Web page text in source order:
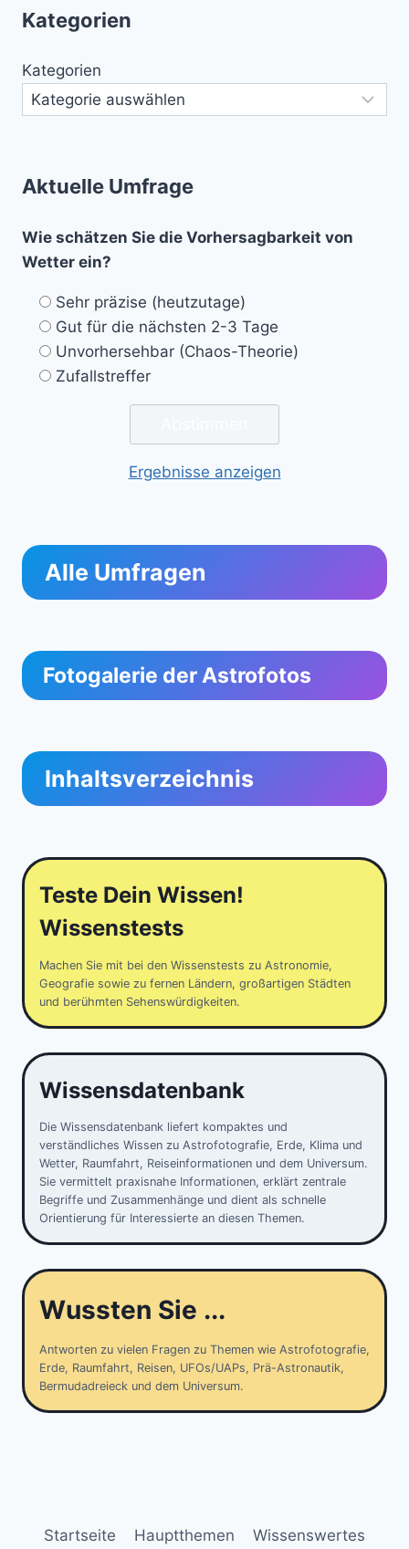
Kategorien
Kategorien
Aktuelle Umfrage
Wie schätzen Sie die Vorhersagbarkeit von
Wetter ein?
Sehr präzise (heutzutage)
Gut für die nächsten 2-3 Tage
Unvorhersehbar (Chaos-Theorie)
Zufallstreffer
Ergebnisse anzeigen
Alle Umfragen
Fotogalerie der Astrofotos
Inhaltsverzeichnis
Teste Dein Wissen!
Wissenstests
Machen Sie mit bei den Wissenstests zu Astronomie,
Geografie sowie zu fernen Ländern, großartigen Städten
und berühmten Sehenswürdigkeiten.
Wissensdatenbank
Die Wissensdatenbank liefert kompaktes und
verständliches Wissen zu Astrofotografie, Erde, Klima und
Wetter, Raumfahrt, Reiseinformationen und dem Universum.
Sie vermittelt praxisnahe Informationen, erklärt zentrale
Begriffe und Zusammenhänge und dient als schnelle
Orientierung für Interessierte an diesen Themen.
Wussten Sie ...
Antworten zu vielen Fragen zu Themen wie Astrofotografie,
Erde, Raumfahrt, Reisen, UFOs/UAPs, Prä-Astronautik,
Bermudadreieck und dem Universum.
Startseite Hauptthemen Wissenswertes